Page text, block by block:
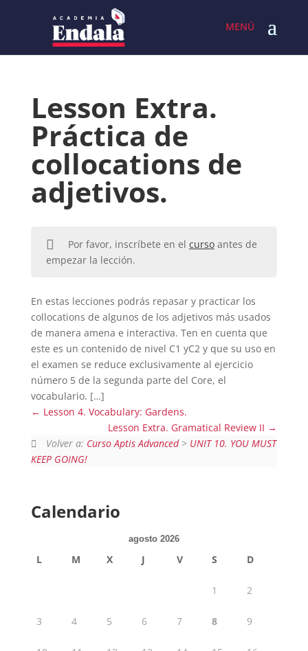
Lesson Extra.
Práctica de
collocations de
adjetivos.
Por favor, inscríbete en el cursoantes de
empezar la lección.
En estas lecciones podrás repasar y practicar los
collocations de algunos de los adjetivos más usados
de manera amena e interactiva. Ten en cuenta que
este es un contenido de nivel C1 yC2 y que su uso en
el examen se reduce exclusivamente al ejercicio
número 5 de la segunda parte del Core, el
vocabulario. […]
Lesson 4. Vocabulary: Gardens.
Lesson Extra. Gramatical Review II
Volver a: Curso Aptis Advanced> UNIT 10. YOU MUST
KEEP GOING!
Calendario
agosto 2026
L M X J V S D
1 2
3 4 5 6 7 8 9